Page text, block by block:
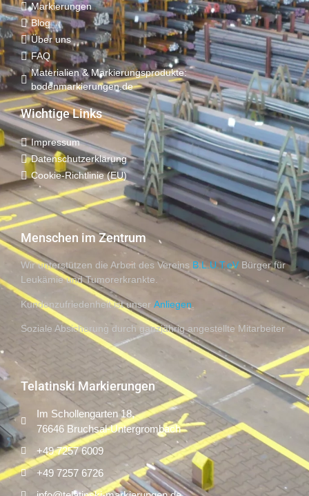
Markierungen
Blog
Über uns
FAQ
Materialien & Markierungsprodukte:
bodenmarkierungen.de
Wichtige Links
Impressum
Datenschutz­erklärung
Cookie-Richtlinie (EU)
Menschen im Zentrum
Wir unterstützen die Arbeit des Vereins B.L.U.T.eV Bürger für
Leukämie und Tumorerkrankte.
Kundenzufriedenheit ist unser Anliegen
Soziale Absicherung durch ganzjährig angestellte Mitarbeiter
Telatinski Markierungen
Im Schollengarten 18,
76646 Bruchsal-Untergrombach
+49 7257 6009
+49 7257 6726